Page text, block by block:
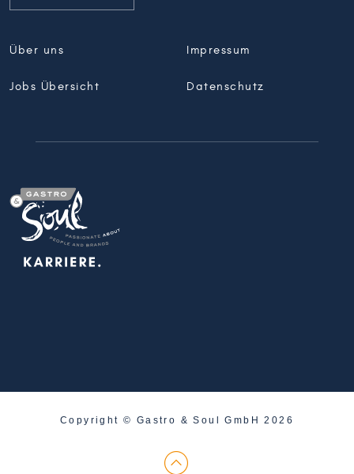
Über uns
Jobs Übersicht
Impressum
Datenschutz
Copyright © Gastro & Soul GmbH 2026